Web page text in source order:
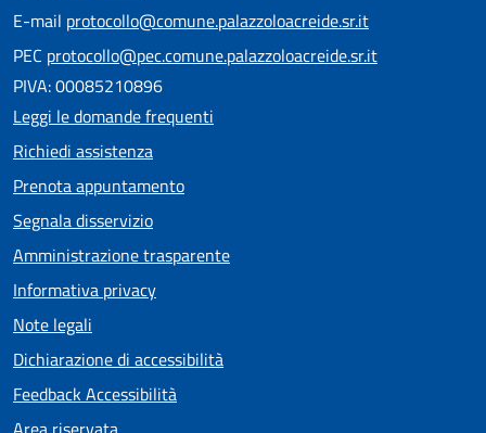
E-mail protocollo@comune.palazzoloacreide.sr.it
PEC protocollo@pec.comune.palazzoloacreide.sr.it
PIVA: 00085210896
Leggi le domande frequenti
Richiedi assistenza
Prenota appuntamento
Segnala disservizio
Amministrazione trasparente
Informativa privacy
Note legali
Dichiarazione di accessibilità
Feedback Accessibilità